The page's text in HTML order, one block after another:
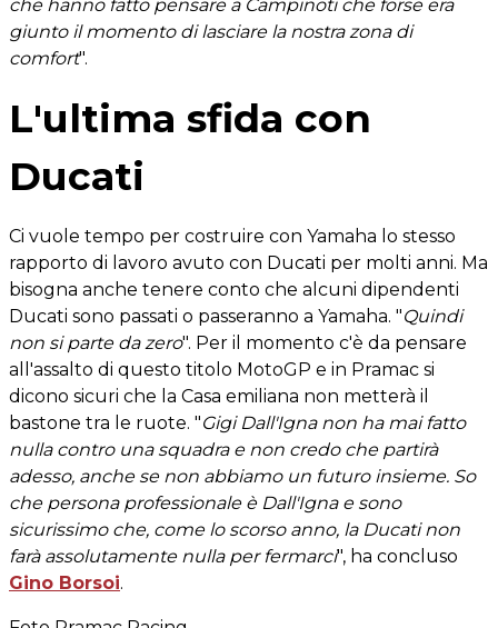
che hanno fatto pensare a Campinoti che forse era
giunto il momento di lasciare la nostra zona di
comfort".
L'ultima sfida con
Ducati
Ci vuole tempo per costruire con Yamaha lo stesso
rapporto di lavoro avuto con Ducati per molti anni. Ma
bisogna anche tenere conto che alcuni dipendenti
Ducati sono passati o passeranno a Yamaha. "Quindi
non si parte da zero". Per il momento c'è da pensare
all'assalto di questo titolo MotoGP e in Pramac si
dicono sicuri che la Casa emiliana non metterà il
bastone tra le ruote. "Gigi Dall'Igna non ha mai fatto
nulla contro una squadra e non credo che partirà
adesso, anche se non abbiamo un futuro insieme. So
che persona professionale è Dall'Igna e sono
sicurissimo che, come lo scorso anno, la Ducati non
farà assolutamente nulla per fermarci", ha concluso
Gino Borsoi.